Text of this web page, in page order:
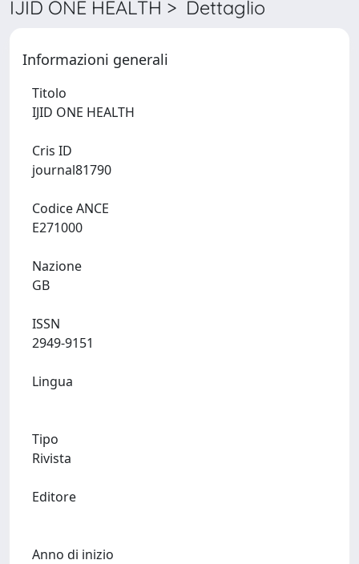
IJID ONE HEALTH > Dettaglio
Informazioni generali
Titolo
Cris ID
Codice ANCE
Nazione
ISSN
Lingua
Tipo
Rivista
Editore
Anno di inizio